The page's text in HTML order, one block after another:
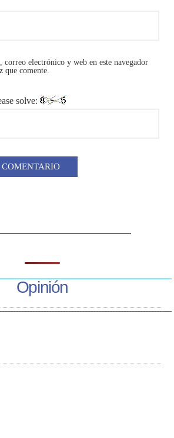
correo electrónico y web en este navegador
que comente.
solve:
Opinión